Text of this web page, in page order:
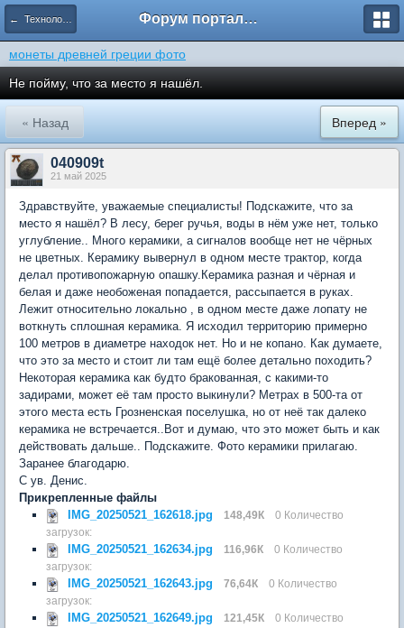
← Технологии поиска Форум портала кладоискателей Реликвия
монеты древней греции фото
Не пойму, что за место я нашёл.
« Назад Вперед »
040909t
21 май 2025
Здравствуйте, уважаемые специалисты! Подскажите, что за
место я нашёл? В лесу, берег ручья, воды в нём уже нет, только
углубление.. Много керамики, а сигналов вообще нет не чёрных
не цветных. Керамику вывернул в одном месте трактор, когда
делал противопожарную опашку.Керамика разная и чёрная и
белая и даже необоженая попадается, рассыпается в руках.
Лежит относительно локально , в одном месте даже лопату не
воткнуть сплошная керамика. Я исходил территорию примерно
100 метров в диаметре находок нет. Но и не копано. Как думаете,
что это за место и стоит ли там ещё более детально походить?
Некоторая керамика как будто бракованная, с какими-то
задирами, может её там просто выкинули? Метрах в 500-та от
этого места есть Грозненская поселушка, но от неё так далеко
керамика не встречается..Вот и думаю, что это может быть и как
действовать дальше.. Подскажите. Фото керамики прилагаю.
Заранее благодарю.
С ув. Денис.
Прикрепленные файлы
IMG_20250521_162618.jpg
148,49К
0 Количество
загрузок:
IMG_20250521_162634.jpg 116,96К
0 Количество
загрузок:
IMG_20250521_162643.jpg 76,64К
0 Количество
загрузок:
IMG_20250521_162649.jpg 121,45К
0 Количество